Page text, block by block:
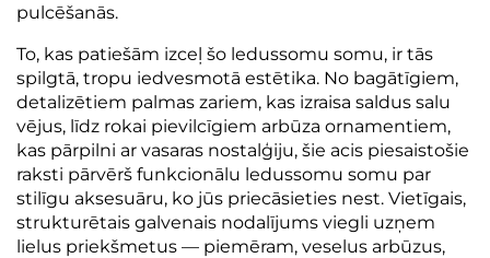
pulcēšanās.
To, kas patiešām izceļ šo ledussomu somu, ir tās
spilgtā, tropu iedvesmotā estētika. No bagātīgiem,
detalizētiem palmas zariem, kas izraisa saldus salu
vējus, līdz rokai pievilcīgiem arbūza ornamentiem,
kas pārpilni ar vasaras nostalģiju, šie acis piesaistošie
raksti pārvērš funkcionālu ledussomu somu par
stilīgu aksesuāru, ko jūs priecāsieties nest. Vietīgais,
strukturētais galvenais nodalījums viegli uzņem
lielus priekšmetus — piemēram, veselus arbūzus,